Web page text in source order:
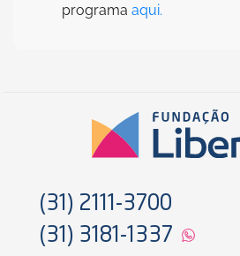
programa aqui.
(31) 2111-3700
(31) 3181-1337